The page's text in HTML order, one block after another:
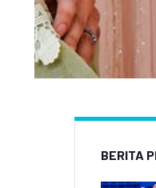
BERITA